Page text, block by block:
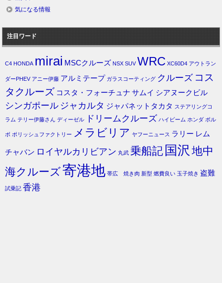
気になる情報
注目ワード
C4 HONDA mirai MSCクルーズ NSX SUV WRC XC60D4 アウトラン
ダーPHEV アニー伊藤 アルミテープ ガラスコーティング クルーズ コス
タクルーズ コスタ・フォーチュナ サムイ シアヌークビル
シンガポール ジャカルタ ジャパネットタカタ ステアリングコ
ラム テリー伊藤さん ディーゼル ドリームクルーズ ハイビーム ホンダ ボル
ボ ポリッシュファクトリー メラビリア ヤフーニュース ラリー レム
チャバン ロイヤルカリビアン 丸武 乗船記 国沢 地中
海クルーズ寄港地 帯広 焼き肉 新型 燃費良い 玉子焼き 盗難
試乗記 香港